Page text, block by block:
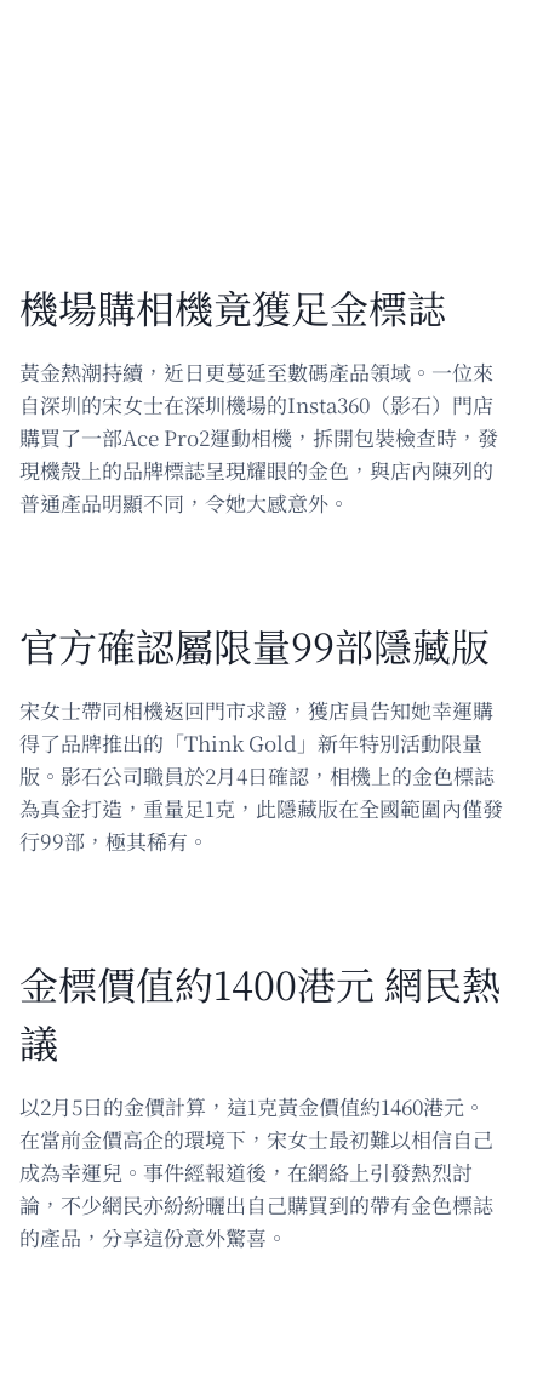
機場購相機竟獲足金標誌
黃金熱潮持續，近日更蔓延至數碼產品領域。一位來
自深圳的宋女士在深圳機場的Insta360（影石）門店
購買了一部Ace Pro2運動相機，拆開包裝檢查時，發
現機殼上的品牌標誌呈現耀眼的金色，與店內陳列的
普通產品明顯不同，令她大感意外。
官方確認屬限量99部隱藏版
宋女士帶同相機返回門市求證，獲店員告知她幸運購
得了品牌推出的「Think Gold」新年特別活動限量
版。影石公司職員於2月4日確認，相機上的金色標誌
為真金打造，重量足1克，此隱藏版在全國範圍內僅發
行99部，極其稀有。
金標價值約1400港元 網民熱
議
以2月5日的金價計算，這1克黃金價值約1460港元。
在當前金價高企的環境下，宋女士最初難以相信自己
成為幸運兒。事件經報道後，在網絡上引發熱烈討
論，不少網民亦紛紛曬出自己購買到的帶有金色標誌
的產品，分享這份意外驚喜。